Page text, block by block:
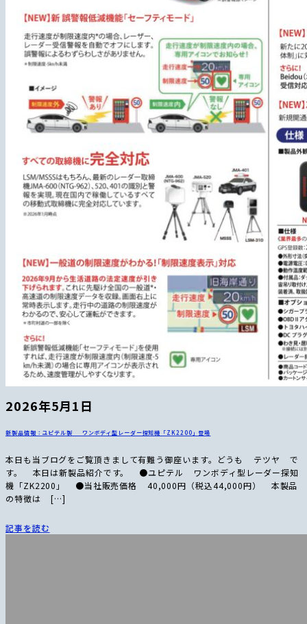
2026年5月1日
新製品情報：ユピテル製 ワンボディ型レーダー探知機「ZK2200」登場
本日も当ブログをご覧頂きまして有難う御座います。どうも テツヤ で
す。 本日は新製品紹介です。 ●ユピテル ワンボディ型レーダー探知
機「ZK2200」 ●当社販売価格 40,000円（税込44,000円） 本製品
の特徴は […]
記事を読む